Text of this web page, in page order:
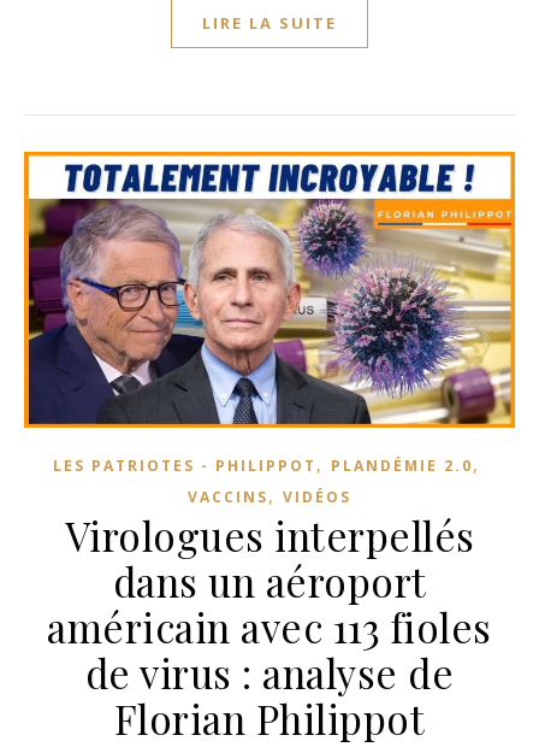
LIRE LA SUITE
LES PATRIOTES - PHILIPPOT , PLANDÉMIE 2.0,
VACCINS, VIDÉOS
Virologues interpellés
dans un aéroport
américain avec 113 fioles
de virus : analyse de
Florian Philippot